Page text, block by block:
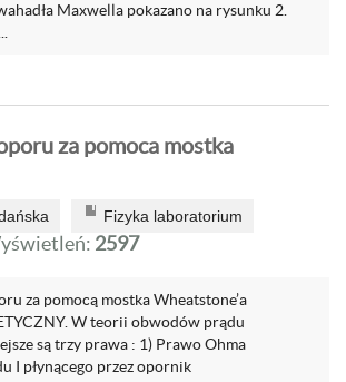
Maxwella pokazano na rysunku 2.
za pomoca mostka
Fizyka laboratorium
2597
za pomocą mostka Wheatstone’a
W teorii obwodów prądu
są trzy prawa : 1) Prawo Ohma
I płynącego przez opornik